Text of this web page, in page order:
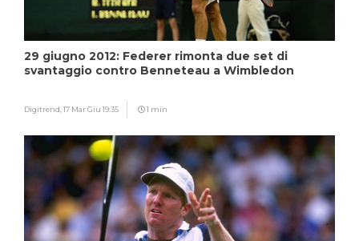
29 giugno 2012: Federer rimonta due set di
svantaggio contro Benneteau a Wimbledon
Digitrend,17 Mar Giu 19:35 1 min